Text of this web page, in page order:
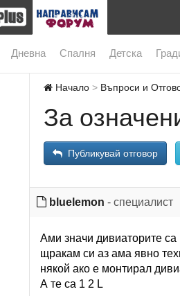
Дневна Спалня Детска
Начало Въпроси и
За
Публикувай отговор
bluelemon - специалист
Ами значи дивиаторите
щракам си аз ама явно
някой ако е монтирал
А те са 1 2 L